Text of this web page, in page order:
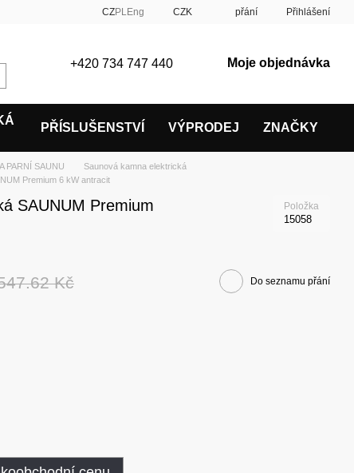
CZPLEng CZK přání Přihlášení
+420 734 747 440 Moje objednávka
PŘÍSLUŠENSTVÍ VÝPRODEJ ZNAČKY
PARNÍ SAUNU
Saunová kamna elektrická
Premium 6 kW antracit
SAUNUM Premium Položka
15058
Kč Do seznamu přání